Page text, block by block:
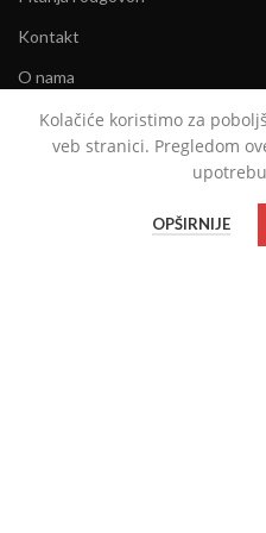
Kontakt
O nama
INSPIRACIJA
Ženska tašna
Kolačiće koristimo za
veb stranici. Pregledom
OPŠIRNIJE